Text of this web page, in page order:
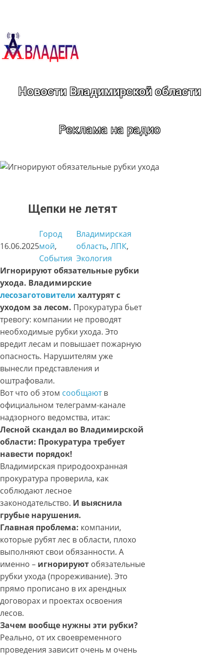
содержимому
Новости Владимирской области
Реклама на радио
Щепки не летят
16.06.2025
Город
мой
События
Владимирская
область, ЛПК
Экология
Игнорируют обязательные рубки
ухода. Владимирские
лесозаготовители халтурят с
уходом за лесом. Прокуратура бьет
тревогу: компании не проводят
необходимые рубки ухода. Это
вредит лесам и повышает пожарную
опасность. Нарушителям уже
вынесли представления и
оштрафовали.
Вот что об этом сообщаютв
официальном телеграмм-канале
надзорного ведомства, итак:
Лесной скандал во Владимирской
области: Прокуратура требует
навести порядок!
Владимирская природоохранная
прокуратура проверила, как
соблюдают лесное
законодательство. И выяснила
грубые нарушения.
Главная проблема: компании,
которые рубят лес в области, плохо
выполняют свои обязанности. А
именно – игнорируют обязательные
рубки ухода (прореживание). Это
прямо прописано в их арендных
договорах и проектах освоения
лесов.
Зачем вообще нужны эти рубки?
Реально, от их своевременного
проведения зависит очень м очень